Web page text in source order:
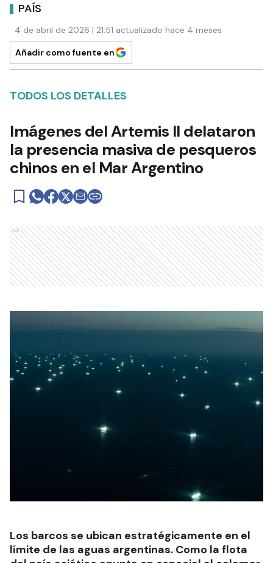
PAÍS
4 de abril de 2026 | 21:51 actualizado hace 4 meses
Añadir como fuente en
TODOS LOS DETALLES
Imágenes del Artemis II delataron
la presencia masiva de pesqueros
chinos en el Mar Argentino
Ads
Los barcos se ubican estratégicamente en el
límite de las aguas argentinas. Como la flota